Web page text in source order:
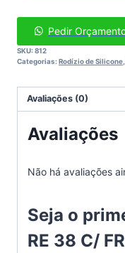
Pedir
SKU:812
Categorias:Rodízio de Silicone
Avaliações (0)
Avaliações
Não há avaliações
Seja o
RE 38 C/